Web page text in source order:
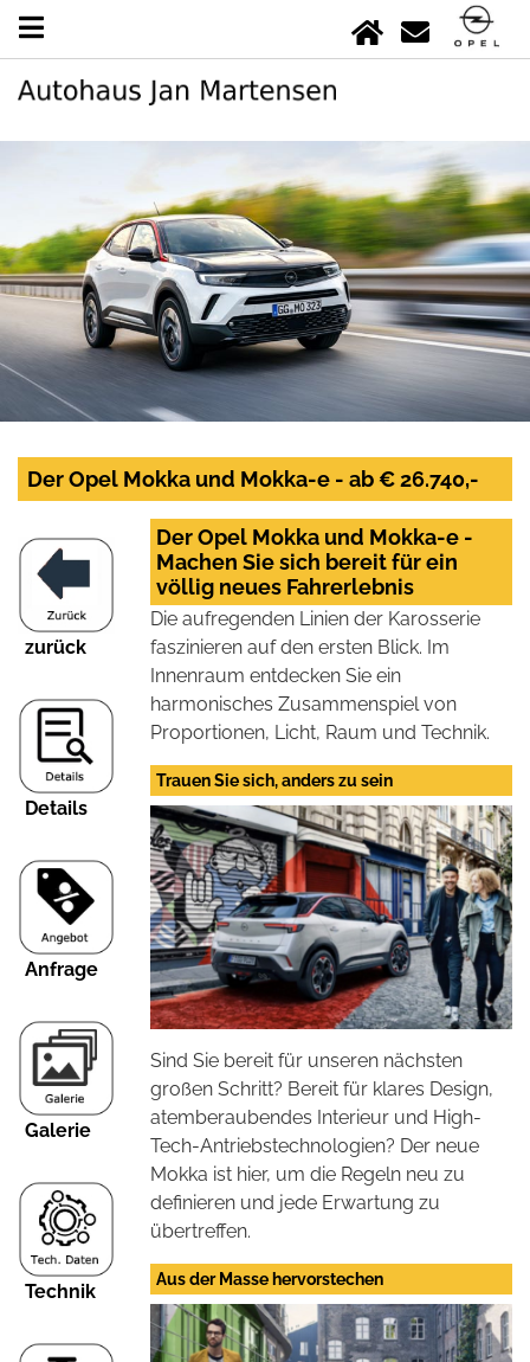
Der Opel Mokka und Mokka-e - ab € 26.740,-
zurück
Details
Anfrage
Galerie
Technik
Der Opel Mokka und Mokka-e -
Machen Sie sich bereit für ein
völlig neues Fahrerlebnis
Die aufregenden Linien der Karosserie
faszinieren auf den ersten Blick. Im
Innenraum entdecken Sie ein
harmonisches Zusammenspiel von
Proportionen, Licht, Raum und Technik.
Trauen Sie sich, anders zu sein
Sind Sie bereit für unseren nächsten
großen Schritt? Bereit für klares Design,
atemberaubendes Interieur und High-
Tech-Antriebstechnologien? Der neue
Mokka ist hier, um die Regeln neu zu
definieren und jede Erwartung zu
übertreffen.
Aus der Masse hervorstechen